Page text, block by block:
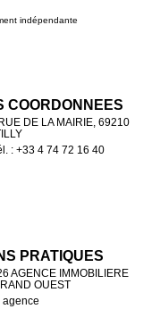
indépendante
COORDONNÉES
DE LA MAIRIE, 69210
: +33 4 74 72 16 40
PRATIQUES
AGENCE IMMOBILIERE
OUEST
agence